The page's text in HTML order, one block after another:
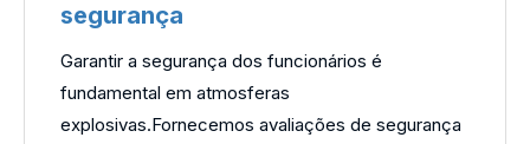
segurança
Garantir a segurança dos funcionários é
fundamental em atmosferas
explosivas.Fornecemos avaliações de segurança